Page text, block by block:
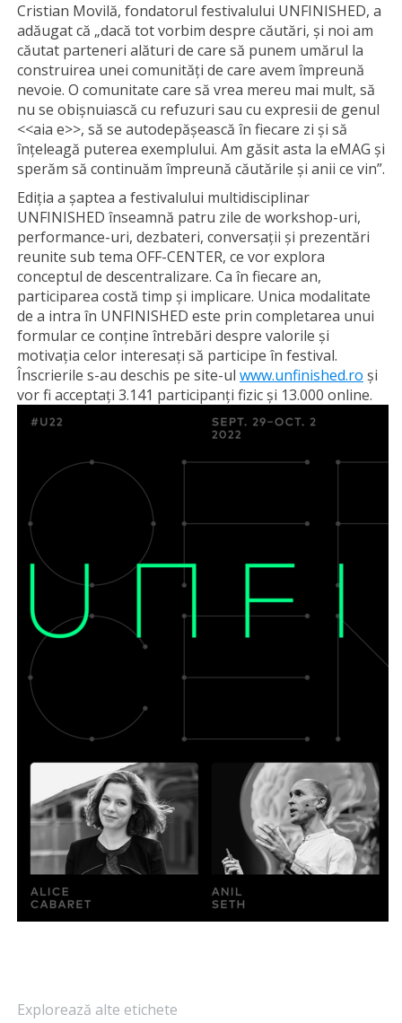
Cristian Movilă, fondatorul festivalului UNFINISHED, a
adăugat că „dacă tot vorbim despre căutări, și noi am
căutat parteneri alături de care să punem umărul la
construirea unei comunități de care avem împreună
nevoie. O comunitate care să vrea mereu mai mult, să
nu se obișnuiască cu refuzuri sau cu expresii de genul
<<aia e>>, să se autodepășească în fiecare zi și să
înțeleagă puterea exemplului. Am găsit asta la eMAG și
sperăm să continuăm împreună căutările și anii ce vin”.
Ediția a șaptea a festivalului multidisciplinar
UNFINISHED înseamnă patru zile de workshop-uri,
performance-uri, dezbateri, conversații și prezentări
reunite sub tema OFF-CENTER, ce vor explora
conceptul de descentralizare. Ca în fiecare an,
participarea costă timp și implicare. Unica modalitate
de a intra în UNFINISHED este prin completarea unui
formular ce conține întrebări despre valorile și
motivația celor interesați să participe în festival.
Înscrierile s-au deschis pe site-ul www.unfinished.ro și
vor fi acceptați 3.141 participanți fizic și 13.000 online.
Explorează alte etichete